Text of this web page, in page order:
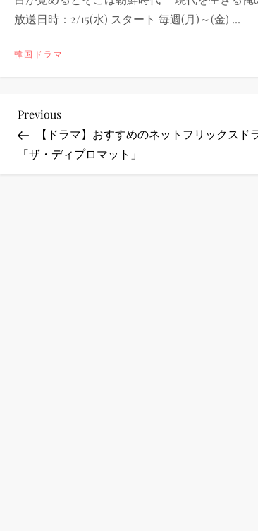
放送日時：2/15(水) スタート 毎週(月)～(金) ...
韓国ドラマ
投
稿
Previous
Post
Previous
【ドラマ】おすすめのネットフリックスド
「ザ・ディプロマット」
(ディズニープラス）
(ディズニープラス）